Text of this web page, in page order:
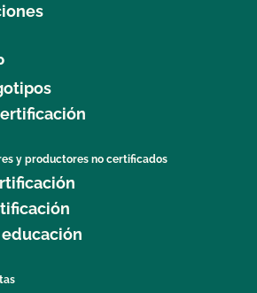
y productores no certificados